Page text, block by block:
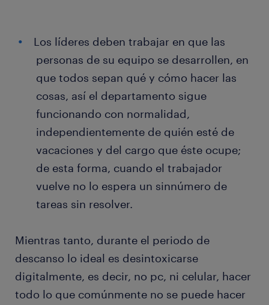
Los líderes deben trabajar en que las
personas de su equipo se desarrollen, en
que todos sepan qué y cómo hacer las
cosas, así el departamento sigue
funcionando con normalidad,
independientemente de quién esté de
vacaciones y del cargo que éste ocupe;
de esta forma, cuando el trabajador
vuelve no lo espera un sinnúmero de
tareas sin resolver.
Mientras tanto, durante el periodo de
descanso lo ideal es desintoxicarse
digitalmente, es decir, no pc, ni celular, hacer
todo lo que comúnmente no se puede hacer